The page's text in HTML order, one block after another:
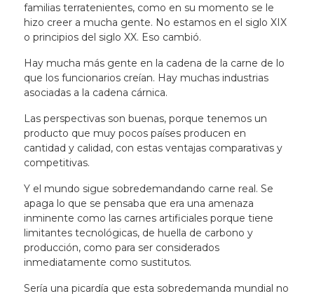
familias terratenientes, como en su momento se le
hizo creer a mucha gente. No estamos en el siglo XIX
o principios del siglo XX. Eso cambió.
Hay mucha más gente en la cadena de la carne de lo
que los funcionarios creían. Hay muchas industrias
asociadas a la cadena cárnica.
Las perspectivas son buenas, porque tenemos un
producto que muy pocos países producen en
cantidad y calidad, con estas ventajas comparativas y
competitivas.
Y el mundo sigue sobredemandando carne real. Se
apaga lo que se pensaba que era una amenaza
inminente como las carnes artificiales porque tiene
limitantes tecnológicas, de huella de carbono y
producción, como para ser considerados
inmediatamente como sustitutos.
Sería una picardía que esta sobredemanda mundial no